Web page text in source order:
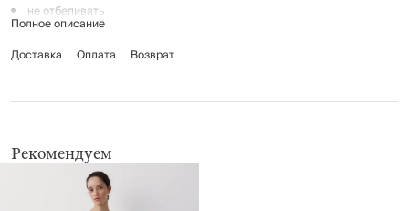
не отбеливать
гладить при температуре до 110°C
химчистка запрещена
Полное описание
Доставка
Оплата Возврат
Рекомендуем